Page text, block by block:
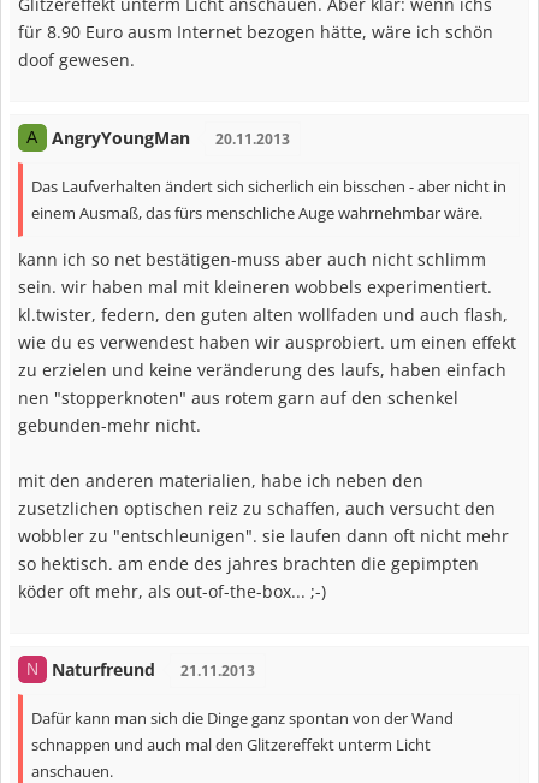
für 8.90 Euro ausm Internet bezogen hätte, wäre ich schön
doof gewesen.
A AngryYoungMan 20.11.2013
Das Laufverhalten ändert sich sicherlich ein bisschen - aber nicht in
einem Ausmaß, das fürs menschliche Auge wahrnehmbar wäre.
kann ich so net bestätigen-muss aber auch nicht schlimm
sein. wir haben mal mit kleineren wobbels experimentiert.
kl.twister, federn, den guten alten wollfaden und auch flash,
wie du es verwendest haben wir ausprobiert. um einen effekt
zu erzielen und keine veränderung des laufs, haben einfach
nen "stopperknoten" aus rotem garn auf den schenkel
gebunden-mehr nicht.
mit den anderen materialien, habe ich neben den
zusetzlichen optischen reiz zu schaffen, auch versucht den
wobbler zu "entschleunigen". sie laufen dann oft nicht mehr
so hektisch. am ende des jahres brachten die gepimpten
köder oft mehr, als out-of-the-box... ;-)
N Naturfreund 21.11.2013
Dafür kann man sich die Dinge ganz spontan von der Wand
schnappen und auch mal den Glitzereffekt unterm Licht
anschauen.